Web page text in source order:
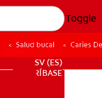
Toggle
SV (ES)
SUSCRÍBASE
Salud bucal Caries